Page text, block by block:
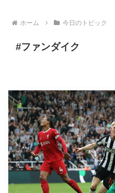
ホーム 今日のトピック
#ファンダイク